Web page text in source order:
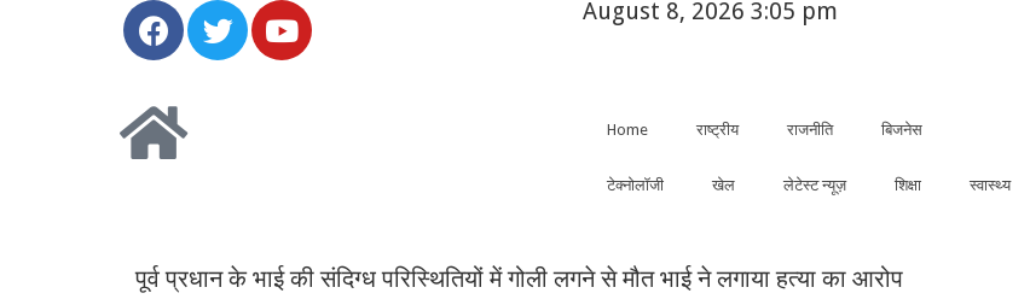
August 8, 2026 3:05 pm
Home राष्ट्रीय राजनीति बिजनेस
टेक्नोलॉजी खेल लेटेस्ट न्यूज़ शिक्षा स्वास्थ्य
पूर्व प्रधान के भाई की संदिग्ध परिस्थितियों में गोली लगने से मौत भाई ने लगाया हत्या का आरोप